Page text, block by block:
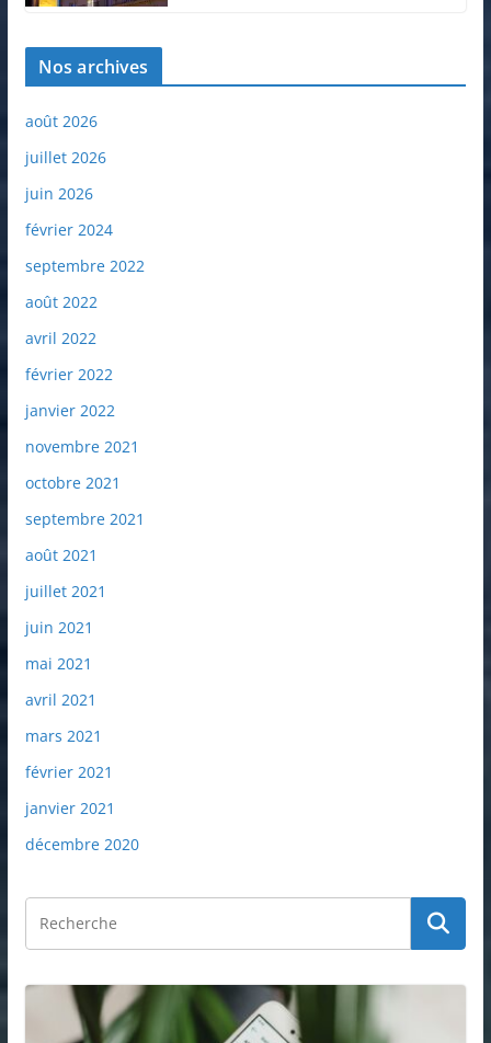
Nos archives
août 2026
juillet 2026
juin 2026
février 2024
septembre 2022
août 2022
avril 2022
février 2022
janvier 2022
novembre 2021
octobre 2021
septembre 2021
août 2021
juillet 2021
juin 2021
mai 2021
avril 2021
mars 2021
février 2021
janvier 2021
décembre 2020